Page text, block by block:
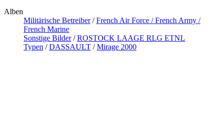
Alben
Militärische Betreiber/French Air Force / French Army /
French Marine
Sonstige Bilder/ROSTOCK LAAGE RLG ETNL
Typen /DASSAULT /Mirage 2000